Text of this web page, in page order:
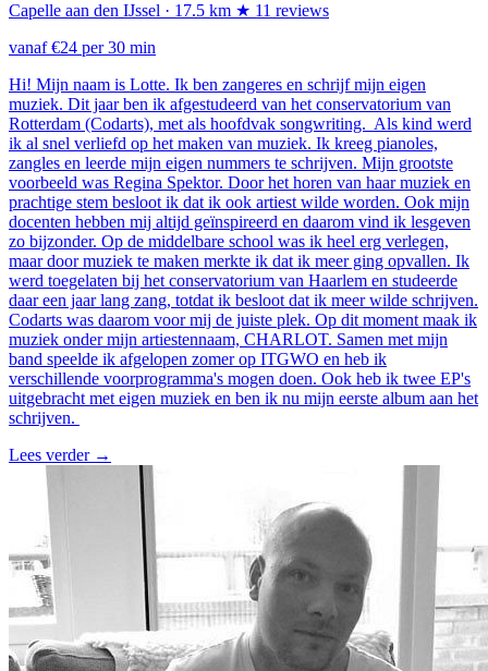
Capelle aan den IJssel · 17.5 km ★ 11 reviews
vanaf €24 per 30 min
Hi! Mijn naam is Lotte. Ik ben zangeres en schrijf mijn eigen
muziek. Dit jaar ben ik afgestudeerd van het conservatorium van
Rotterdam (Codarts), met als hoofdvak songwriting. Als kind werd
ik al snel verliefd op het maken van muziek. Ik kreeg pianoles,
zangles en leerde mijn eigen nummers te schrijven. Mijn grootste
voorbeeld was Regina Spektor. Door het horen van haar muziek en
prachtige stem besloot ik dat ik ook artiest wilde worden. Ook mijn
docenten hebben mij altijd geïnspireerd en daarom vind ik lesgeven
zo bijzonder. Op de middelbare school was ik heel erg verlegen,
maar door muziek te maken merkte ik dat ik meer ging opvallen. Ik
werd toegelaten bij het conservatorium van Haarlem en studeerde
daar een jaar lang zang, totdat ik besloot dat ik meer wilde schrijven.
Codarts was daarom voor mij de juiste plek. Op dit moment maak ik
muziek onder mijn artiestennaam, CHARLOT. Samen met mijn
band speelde ik afgelopen zomer op ITGWO en heb ik
verschillende voorprogramma's mogen doen. Ook heb ik twee EP's
uitgebracht met eigen muziek en ben ik nu mijn eerste album aan het
schrijven.
Lees verder →